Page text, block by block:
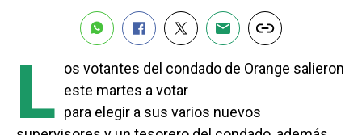
L os votantes del condado de Orange salieron
este martes a votar
para elegir a sus varios nuevos